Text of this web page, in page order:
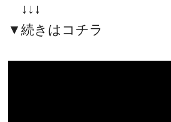
↓↓↓
▼続きはコチラ